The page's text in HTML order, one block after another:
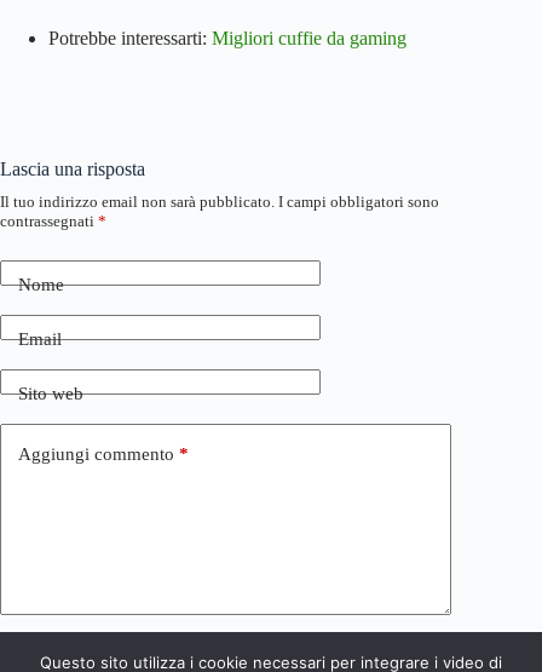
Potrebbe interessarti: Migliori cuffie da gaming
Lascia una risposta
Il tuo indirizzo email non sarà pubblicato. I campi obbligatori sono
contrassegnati *
Nome
Email
Sito web
Aggiungi commento *
Questo sito utilizza i cookie necessari per integrare i video di